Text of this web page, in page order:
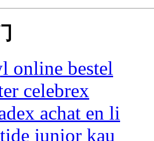
online bestel
celebrex
achat en li
junior kau